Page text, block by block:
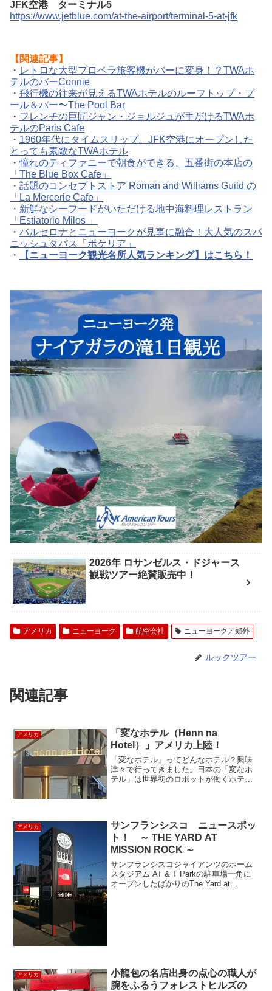
JFK空港 ターミナル5
https://www.jetblue.com/at-the-airport/terminal-5-at-jfk
【関連記事】
・ レトロな大型プロペラ旅客機がバーに変身！？TWAホ
テルのバーConnie
・ 飛行機の往来が見えるTWAホテルのルーフトップ・プ
ール＆バー〜The Pool Bar
・ フレンチの巨匠ジャン・ジョルジュが手がけるTWAホ
テルのParis Cafe
・ 1960年代にタイムスリップ。JFK空港にオープンした
とっても素敵なTWAホテル
・憧れのティファニーで朝食ができる、五番街の本店の
「The Blue Box Cafe」
・ 話題のコンセプトストア Roman and Williams Guild の
「La Mercerie Cafe」
・ 新鮮なシーフードがいただける地中海料理レストラン
「Estiatorio Milos 」
・ バルセロナとニューヨークが見事に融合！大人気のスパ
ニッシュタパス「ボケリア」
・
【ニューヨーク観光名所人気ランキング】はこちら！
2026年 ロサンゼルス・ドジャース
観戦ツアー絶賛販売中！
アメリカ ニューヨーク 航空会社 ニューヨーク／郊外
ルックツアー
関連記事
アメリカ
「変なホテル（Henn na
Hotel）」アメリカ上陸！
「変なホテル」ってどんなホテル？興味
津々で行ってきました。日本の「変なホ
テル」は世界初のロボットが働くホテル
アメリカ
サンフランシスコ ニュースポッ
ト！ ～ THE YARD AT
MISSION ROCK ～
サンフランシスコジャイアンツのホーム
スタジアム AT & T Parkの駐車場一角に
オープンしたばかりのThe Yard at
アメリカ
小龍包の名店出身の点心の職人が
腕をふるうフォレストヒルズの